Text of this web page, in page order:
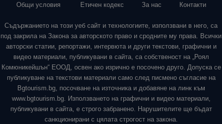
Общи условия
Етичен кодекс За нас Контакти
Съдържанието на този уеб сайт и технологиите, използвани в него, са
под закрила на Закона за авторското право и сродните му права. Всички
авторски статии, репортажи, интервюта и други текстови, графични и
видео материали, публикувани в сайта, са собственост на „Роял
Комюникейшън“ ЕООД, освен ако изрично е посочено друго. Допуска се
публикуване на текстови материали само след писмено съгласие на
Bgtourism.bg, посочване на източника и добавяне на линк към
www.bgtourism.bg. Използването на графични и видео материали,
публикувани в сайта, е строго забранено. Нарушителите ще бъдат
санкционирани с цялата строгост на закона.